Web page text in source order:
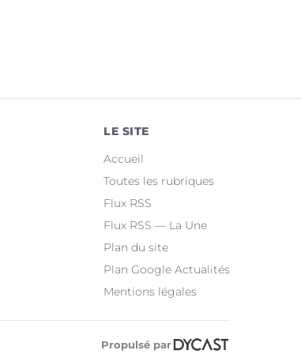
LE SITE
Accueil
Toutes les rubriques
Flux RSS
Flux RSS — La Une
Plan du site
Plan Google Actualités
Mentions légales
Propulsé par